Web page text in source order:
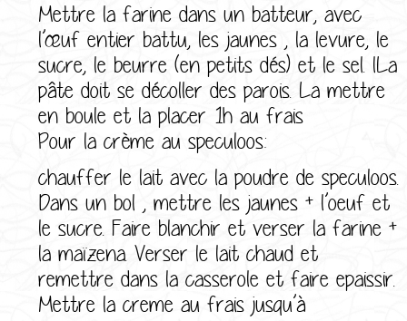
Mettre la farine dans un batteur, avec
l’œuf entier battu, les jaunes , la levure, le
sucre, le beurre (en petits dés) et le sel. lLa
pâte doit se décoller des parois. La mettre
en boule et la placer 1h au frais
Pour la crème au speculoos:
chauffer le lait avec la poudre de speculoos.
Dans un bol , mettre les jaunes + l’oeuf et
le sucre. Faire blanchir et verser la farine +
la maïzena. Verser le lait chaud et
remettre dans la casserole et faire epaissir.
Mettre la creme au frais jusqu’à